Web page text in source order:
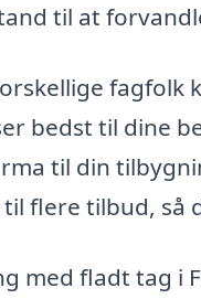
til at
fagfolk
bedst til dine
til din
flere tilbud,
med fladt tag i